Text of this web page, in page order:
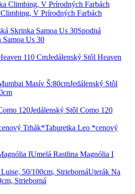
V Prírodných Farbách
Spodná
Us 30
Jedálenský Stôl Heaven
Jedálenský Stôl
Jedálenský Stôl Como 120
Taburetka Leo *cenový
Umelá Rastlina Magnólia I
Uterák Na
Strieborná